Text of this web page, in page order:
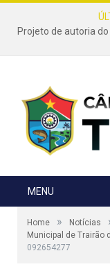
MENU
Home » Notícias
Municipal de Trairão
092654277